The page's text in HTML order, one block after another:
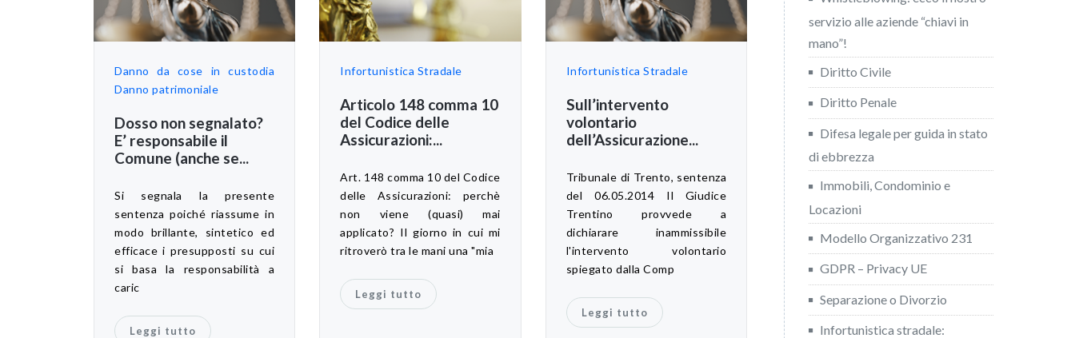
Danno da cose in custodia
Danno patrimoniale
Dosso non segnalato?
E’ responsabile il
Comune (anche se...
Si segnala la presente
sentenza poiché riassume in
modo brillante, sintetico ed
efficace i presupposti su cui
si basa la responsabilità a
caric
Leggi tutto
Infortunistica Stradale
Articolo 148 comma 10
del Codice delle
Assicurazioni:...
Art. 148 comma 10 del Codice
delle Assicurazioni: perchè
non viene (quasi) mai
applicato? Il giorno in cui mi
ritroverò tra le mani una "mia
Leggi tutto
Infortunistica Stradale
Sull’intervento
volontario
dell’Assicurazione...
Tribunale di Trento, sentenza
del 06.05.2014 Il Giudice
Trentino provvede a
dichiarare inammissibile
l'intervento volontario
spiegato dalla Comp
Leggi tutto
servizio alle aziende “chiavi in
mano”!
Diritto Civile
Diritto Penale
Difesa legale per guida in stato
di ebbrezza
Immobili, Condominio e
Locazioni
Modello Organizzativo 231
GDPR – Privacy UE
Separazione o Divorzio
Infortunistica stradale: